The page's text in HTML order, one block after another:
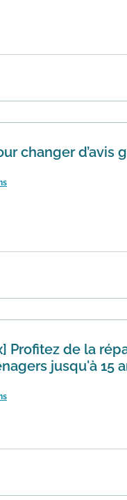
Darty rachète vos
changer
sur le site
Profitez de la
jusqu'à 15
qui simplifie